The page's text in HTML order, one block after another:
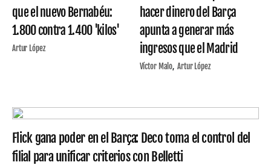
que el nuevo Bernabéu:
1.800 contra 1.400 'kilos'
Artur López
hacer dinero del Barça
apunta a generar más
ingresos que el Madrid
Víctor Malo Artur López
Flick gana poder en el Barça: Deco toma el control del
filial para unificar criterios con Belletti